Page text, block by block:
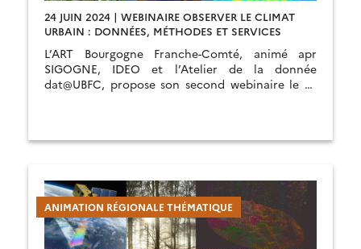
24 JUIN 2024 | WEBINAIRE OBSERVER LE CLIMAT
URBAIN : DONNÉES, MÉTHODES ET SERVICES
L’ART Bourgogne Franche-Comté, animé apr
SIGOGNE, IDEO et l’Atelier de la donnée
dat@UBFC, propose son second webinaire le 24
ANIMATION RÉGIONALE THÉMATIQUE